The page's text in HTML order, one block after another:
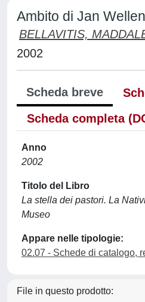
Ambito di Jan
BELLAVITIS,
2002
Scheda breve
Scheda completa
Anno
2002
Titolo del Libro
La stella dei pastori. La
Museo
Appare nelle tipologie:
02.07 - Schede di catalogo,
File in questo prodotto: